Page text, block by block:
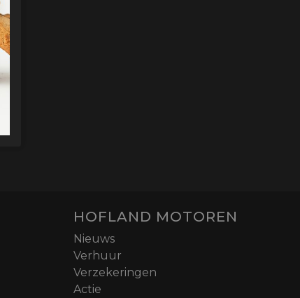
HOFLAND MOTOREN
Nieuws
Verhuur
Verzekeringen
Actie